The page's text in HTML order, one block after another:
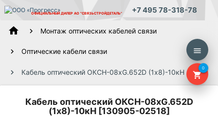
ОФИЦИАЛЬНЫЙ ДИЛЕР АО "СВЯЗЬСТРОЙДЕТАЛЬ" +7 495 78-318-78
menu
shopping_cart
0
home Монтаж оптических кабелей связи
Оптические кабели связи
Кабель оптический ОКСН-08хG.652D (1х8)-10кН
Кабель оптический ОКСН-08хG.652D
(1х8)-10кН [130905-02518]